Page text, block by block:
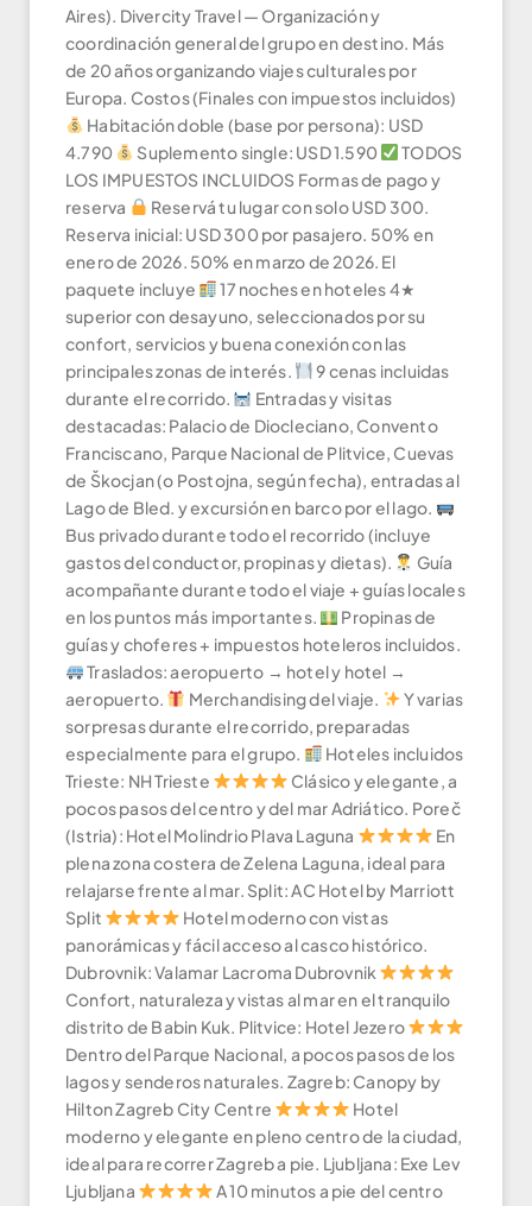
Aires). Divercity Travel — Organización y
coordinación general del grupo en destino. Más
de 20 años organizando viajes culturales por
Europa. Costos (Finales con impuestos incluidos)
Habitación doble (base por persona): USD
4.790
Suplemento single: USD 1.590
TODOS
LOS IMPUESTOS INCLUIDOS Formas de pago y
reserva
Reservá tu lugar con solo USD 300.
Reserva inicial: USD 300 por pasajero. 50% en
enero de 2026. 50% en marzo de 2026. El
paquete incluye
17 noches en hoteles 4★
superior con desayuno, seleccionados por su
confort, servicios y buena conexión con las
principales zonas de interés.
9 cenas incluidas
durante el recorrido.
Entradas y visitas
destacadas: Palacio de Diocleciano, Convento
Franciscano, Parque Nacional de Plitvice, Cuevas
de Škocjan (o Postojna, según fecha), entradas al
Lago de Bled. y excursión en barco por el lago.
Bus privado durante todo el recorrido (incluye
gastos del conductor, propinas y dietas).
Guía
acompañante durante todo el viaje + guías locales
en los puntos más importantes.
Propinas de
guías y choferes + impuestos hoteleros incluidos.
Traslados: aeropuerto → hotel y hotel →
aeropuerto.
Merchandising del viaje.
Y varias
sorpresas durante el recorrido, preparadas
especialmente para el grupo.
Hoteles incluidos
Trieste: NH Trieste
Clásico y elegante, a
pocos pasos del centro y del mar Adriático. Poreč
(Istria): Hotel Molindrio Plava Laguna
En
plena zona costera de Zelena Laguna, ideal para
relajarse frente al mar. Split: AC Hotel by Marriott
Split
Hotel moderno con vistas
panorámicas y fácil acceso al casco histórico.
Dubrovnik: Valamar Lacroma Dubrovnik
Confort, naturaleza y vistas al mar en el tranquilo
distrito de Babin Kuk. Plitvice: Hotel Jezero
Dentro del Parque Nacional, a pocos pasos de los
lagos y senderos naturales. Zagreb: Canopy by
Hilton Zagreb City Centre
Hotel
moderno y elegante en pleno centro de la ciudad,
ideal para recorrer Zagreb a pie. Ljubljana: Exe Lev
Ljubljana
A 10 minutos a pie del centro